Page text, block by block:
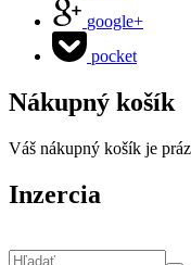
google+
pocket
Nákupný košík
Váš nákupný košík je
Inzercia